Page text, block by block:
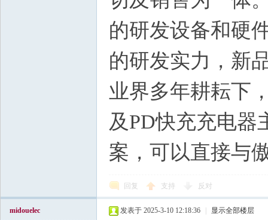
的研发设备和硬
的研发实力，新
业界多年耕耘下
及PD快充充电器
案，可以直接与
回复 支持 反对
midouelec 发表于 2025-3-10 12:18:36 显示全部楼层